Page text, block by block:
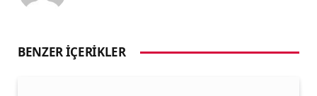
BENZER İÇERIKLER